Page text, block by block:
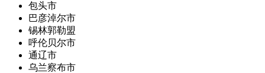
包头市
巴彦淖尔市
锡林郭勒盟
呼伦贝尔市
通辽市
乌兰察布市